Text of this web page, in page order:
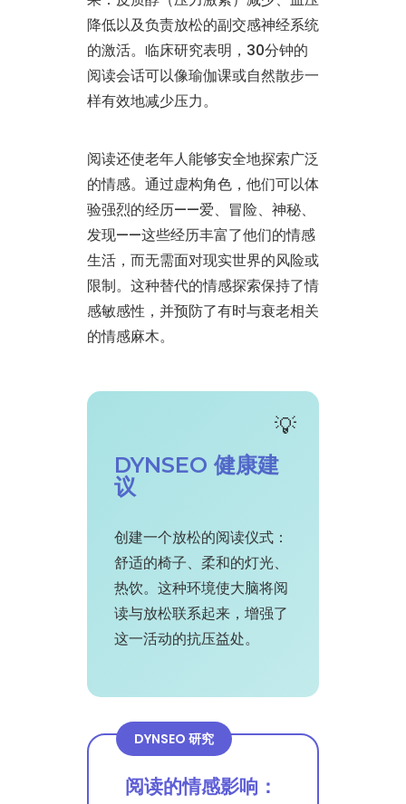
降低以及负责放松的副交感神经系统
的激活。临床研究表明，30分钟的
阅读会话可以像瑜伽课或自然散步一
样有效地减少压力。
阅读还使老年人能够安全地探索广泛
的情感。通过虚构角色，他们可以体
验强烈的经历——爱、冒险、神秘、
发现——这些经历丰富了他们的情感
生活，而无需面对现实世界的风险或
限制。这种替代的情感探索保持了情
感敏感性，并预防了有时与衰老相关
的情感麻木。
DYNSEO 健康建
议
创建一个放松的阅读仪式：
舒适的椅子、柔和的灯光、
热饮。这种环境使大脑将阅
读与放松联系起来，增强了
这一活动的抗压益处。
DYNSEO 研究
阅读的情感影响：